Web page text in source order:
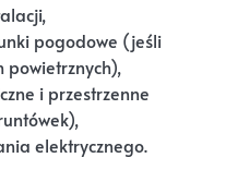
pogodowe (jeśli
powietrznych),
i przestrzenne
elektrycznego.